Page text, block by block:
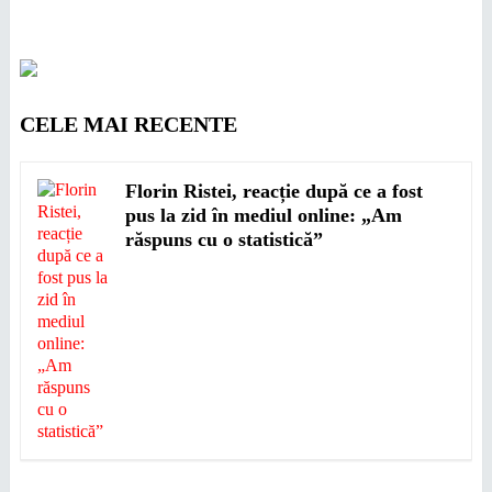
CELE MAI RECENTE
Florin Ristei, reacție după ce a fost
pus la zid în mediul online: „Am
răspuns cu o statistică”